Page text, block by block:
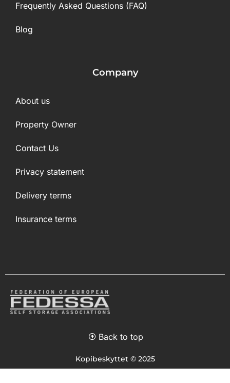
Frequently Asked Questions (FAQ)
Blog
Company
About us
Property Owner
Contact Us
Privacy statement
Delivery terms
Insurance terms
Back to top
Kopibeskyttet © 2025